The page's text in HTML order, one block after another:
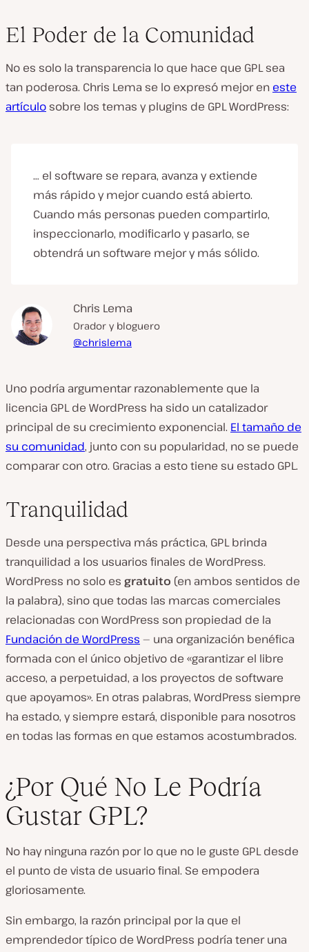
El Poder de la Comunidad
No es solo la transparencia lo que hace que GPL sea
tan poderosa. Chris Lema se lo expresó mejor en este
artículo sobre los temas y plugins de GPL WordPress:
… el software se repara, avanza y extiende
más rápido y mejor cuando está abierto.
Cuando más personas pueden compartirlo,
inspeccionarlo, modificarlo y pasarlo, se
obtendrá un software mejor y más sólido.
Chris Lema
Orador y bloguero
@chrislema
Uno podría argumentar razonablemente que la
licencia GPL de WordPress ha sido un catalizador
principal de su crecimiento exponencial. El tamaño de
su comunidad, junto con su popularidad, no se puede
comparar con otro. Gracias a esto tiene su estado GPL.
Tranquilidad
Desde una perspectiva más práctica, GPL brinda
tranquilidad a los usuarios finales de WordPress.
WordPress no solo es gratuito (en ambos sentidos de
la palabra), sino que todas las marcas comerciales
relacionadas con WordPress son propiedad de la
Fundación de WordPress — una organización benéfica
formada con el único objetivo de «garantizar el libre
acceso, a perpetuidad, a los proyectos de software
que apoyamos». En otras palabras, WordPress siempre
ha estado, y siempre estará, disponible para nosotros
en todas las formas en que estamos acostumbrados.
¿Por Qué No Le Podría
Gustar GPL?
No hay ninguna razón por lo que no le guste GPL desde
el punto de vista de usuario final. Se empodera
gloriosamente.
Sin embargo, la razón principal por la que el
emprendedor típico de WordPress podría tener una